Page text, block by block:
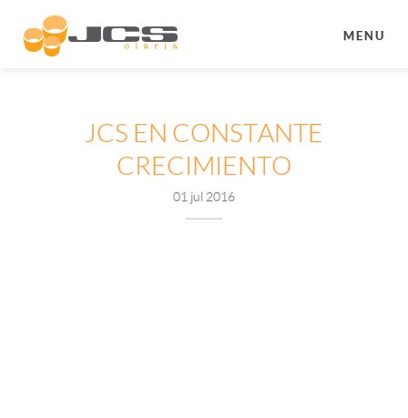
MENU
JCS EN CONSTANTE
CRECIMIENTO
01 jul 2016